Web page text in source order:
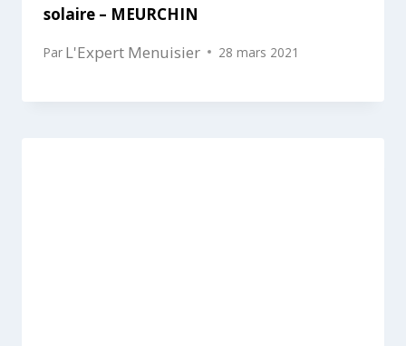
solaire – MEURCHIN
Par L'Expert Menuisier 28 mars 2021